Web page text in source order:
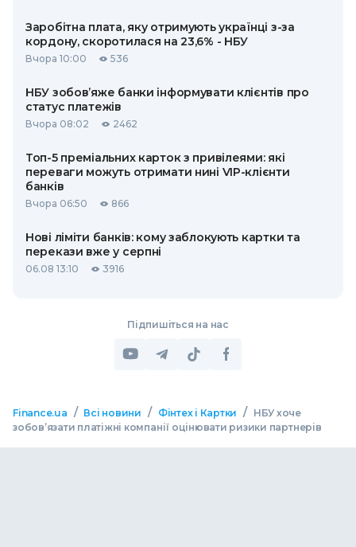
Заробітна плата, яку отримують українці з-за
кордону, скоротилася на 23,6% - НБУ
Вчора 10:00 536
НБУ зобов’яже банки інформувати клієнтів про
статус платежів
Вчора 08:02 2462
Топ-5 преміальних карток з привілеями: які
переваги можуть отримати нині VIP-клієнти
банків
Вчора 06:50 866
Нові ліміти банків: кому заблокують картки та
перекази вже у серпні
06.08 13:10 3916
Підпишіться на нас
Finance.ua / Всі новини / Фінтех і Картки /
НБУ хоче
зобов’язати платіжні компанії оцінювати ризики партнерів